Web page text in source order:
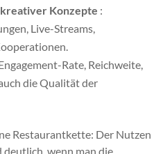
Konzepte :
Live-Streams,
Rate, Reichweite,
die Qualität der
Restaurantkette: Der Nutzen
wenn man die